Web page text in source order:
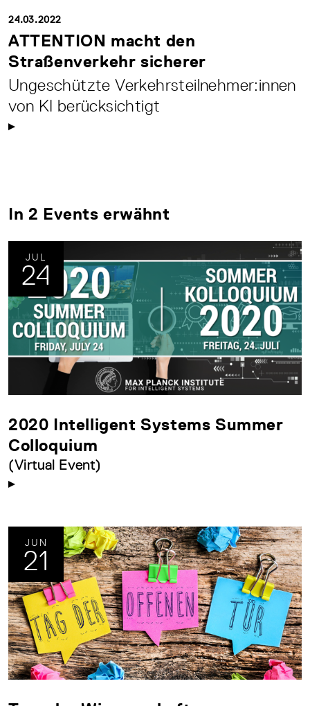
24.03.2022
ATTENTION macht den
Straßenverkehr sicherer
Ungeschützte Verkehrsteilnehmer:innen
von KI berücksichtigt
In 2 Events erwähnt
JUL
24
2020 Intelligent Systems Summer
Colloquium
(Virtual Event)
JUN
21